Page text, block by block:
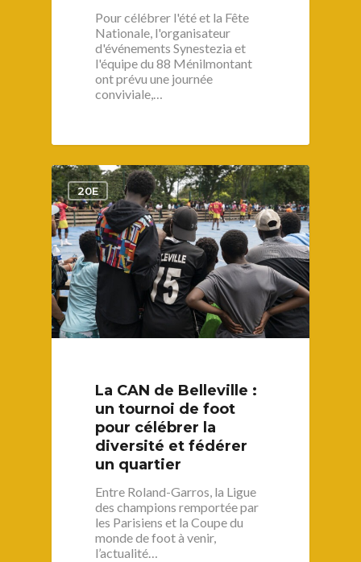
Pour célébrer l'été et la Fête
Nationale, l'organisateur
d'événements Synestezia et
l'équipe du 88 Ménilmontant
ont prévu une journée
conviviale,…
20E
La CAN de Belleville :
un tournoi de foot
pour célébrer la
diversité et fédérer
un quartier
Entre Roland-Garros, la Ligue
des champions remportée par
les Parisiens et la Coupe du
monde de foot à venir,
l’actualité…
1
Plaine Lagny
Saint-Blaise / Réunion